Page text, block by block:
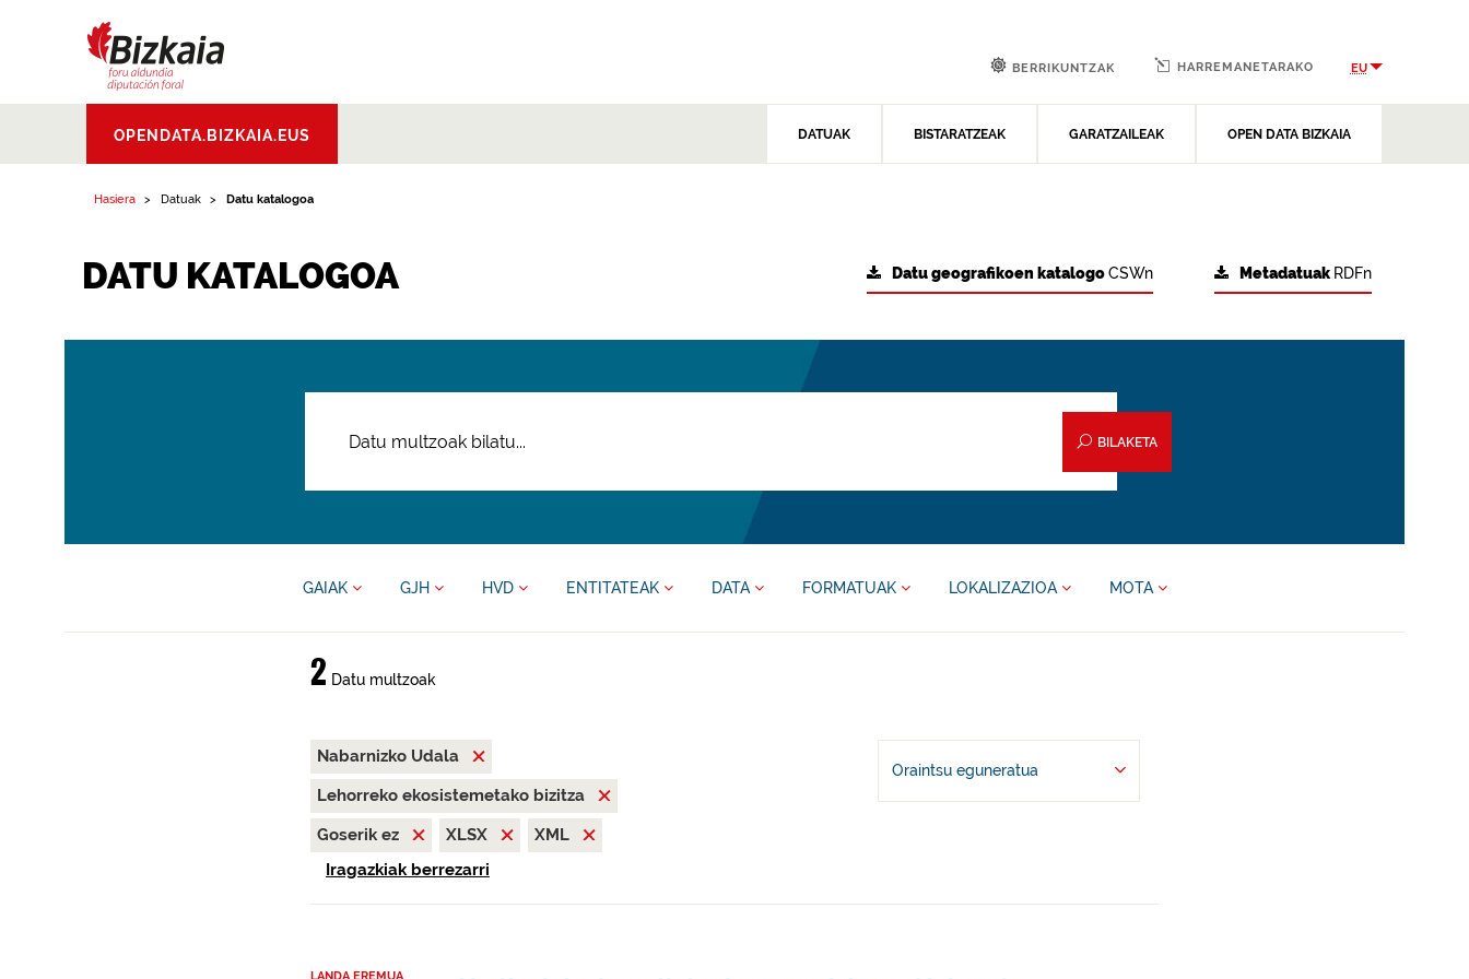
Aldundia.Diputacion
Foral de Bizkaia
OPENDATA.BIZKAIA.EUS DATUAK BISTARATZEAK GARATZAILEAK OPEN DATA BIZKAIA
BERRIKUNTZAK HARREMANETARAKO EU
Hasiera Datuak Datu katalogoa
DATU KATALOGOA Metadatuak RDFn
Datu geografikoen katalogoCSWn
BILAKETA
GAIAK GJH HVD ENTITATEAK DATA FORMATUAK LOKALIZAZIOA MOTA
2 Datu multzoak
Nabarnizko Udala
Lehorreko ekosistemetako bizitza
Goserik ez
XLSX
XML
Iragazkiak berrezarri
Oraintsu eguneratua